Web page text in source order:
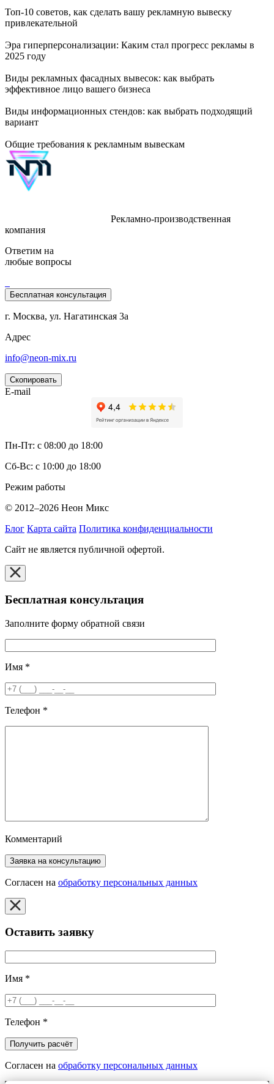
Топ-10 советов, как сделать вашу рекламную вывеску
привлекательной
Эра гиперперсонализации: Каким стал прогресс рекламы в
2025 году
Виды рекламных фасадных вывесок: как выбрать
эффективное лицо вашего бизнеса
Виды информационных стендов: как выбрать подходящий
вариант
Общие требования к рекламным вывескам
Рекламно-производственная
компания
Ответим на
любые вопросы
Бесплатная консультация
г. Москва, ул. Нагатинская 3а
Адрес
info@neon-mix.ru
Скопировать
E-mail
Пн-Пт: с 08:00 до 18:00
Сб-Вс: с 10:00 до 18:00
Режим работы
© 2012–2026 Неон Микс
Блог Карта сайта Политика конфиденциальности
Cайт не является публичной офертой.
Бесплатная консультация
Заполните форму обратной связи
Имя *
Телефон *
Комментарий
Согласен на обработку персональных данных
Оставить заявку
Имя *
Телефон *
Согласен на обработку персональных данных